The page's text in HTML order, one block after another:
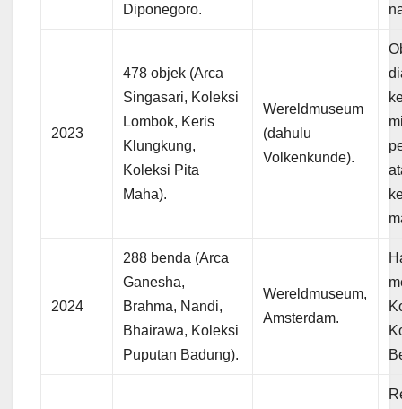
Diponegoro.
2023
478 objek (Arca
Singasari, Koleksi
Lombok, Keris
Klungkung,
Koleksi Pita
Maha).
Wereldmuseum
(dahulu
Volkenkunde).
2024
288 benda (Arca
Ganesha,
Brahma, Nandi,
Bhairawa, Koleksi
Puputan Badung).
Wereldmuseum,
Amsterdam.